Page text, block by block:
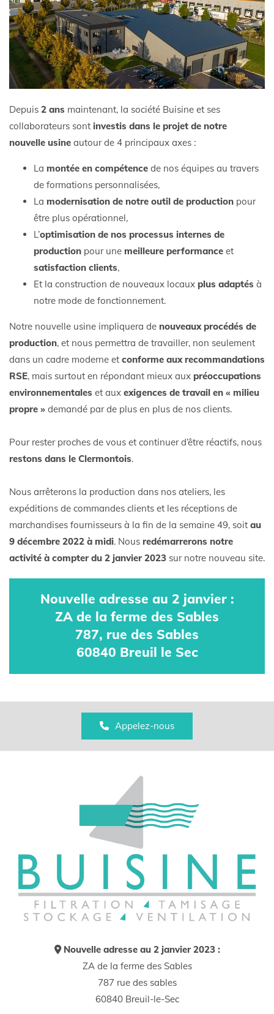
Depuis 2 ans maintenant, la société Buisine et ses
collaborateurs sont investis dans le projet de notre
nouvelle usine autour de 4 principaux axes :
La montée en compétence de nos équipes au travers
de formations personnalisées,
La modernisation de notre outil de production pour
être plus opérationnel,
L’optimisation de nos processus internes de
production pour une meilleure performance et
satisfaction clients,
Et la construction de nouveaux locaux plus adaptés à
notre mode de fonctionnement.
Notre nouvelle usine impliquera de nouveaux procédés de
production, et nous permettra de travailler, non seulement
dans un cadre moderne et conforme aux recommandations
RSE, mais surtout en répondant mieux aux préoccupations
environnementales et aux exigences de travail en « milieu
propre » demandé par de plus en plus de nos clients.
Pour rester proches de vous et continuer d’être réactifs, nous
restons dans le Clermontois.
Nous arrêterons la production dans nos ateliers, les
expéditions de commandes clients et les réceptions de
marchandises fournisseurs à la fin de la semaine 49, soit au
9 décembre 2022 à midi. Nous redémarrerons notre
activité à compter du 2 janvier 2023 sur notre nouveau site.
Nouvelle adresse au 2 janvier :
ZA de la ferme des Sables
787, rue des Sables
60840 Breuil le Sec
Appelez-nous
 Nouvelle adresse au 2 janvier 2023 :
ZA de la ferme des Sables
787 rue des sables
60840 Breuil-le-Sec